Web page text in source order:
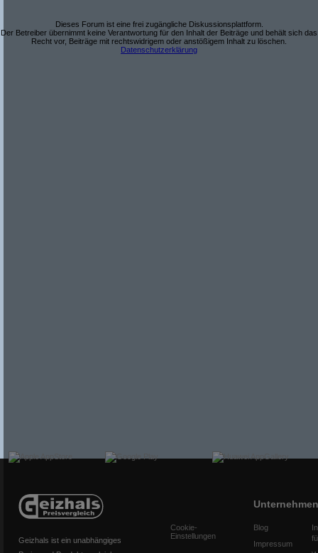
Dieses Forum ist eine frei zugängliche Diskussionsplattform.
Der Betreiber übernimmt keine Verantwortung für den Inhalt der Beiträge und behält sich das
Recht vor, Beiträge mit rechtswidrigem oder anstößigem Inhalt zu löschen.
Datenschutzerklärung
Geizhals ist ein unabhängiges
Cookie-
Einstellungen
Unternehmen
Blog
Impressum